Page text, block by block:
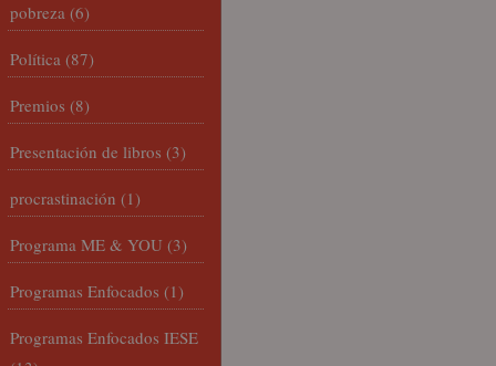
pobreza (6)
Política (87)
Premios (8)
Presentación de libros (3)
procrastinación (1)
Programa ME & YOU (3)
Programas Enfocados (1)
Programas Enfocados IESE